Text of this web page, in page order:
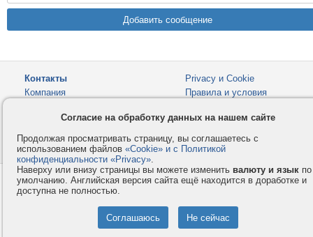
Контакты
Компания
Privacy и Cookie
Правила и условия
Помощь
© 2008-2026VMESTE.EU - Все права защищены.
Согласие на обработку данных на нашем сайте
Продолжая просматривать страницу, вы соглашаетесь с
использованием файлов «Cookie» и с Политикой
конфиденциальности «Privacy».
Наверху или внизу страницы вы можете изменить валюту и язык по
умолчанию. Английская версия сайта ещё находится в доработке и
доступна не полностью.